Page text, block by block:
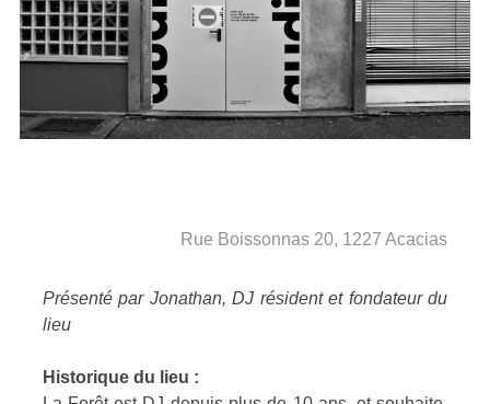
Rue Boissonnas 20, 1227 Acacias
Présenté par Jonathan, DJ résident et fondateur du
lieu
Historique du lieu :